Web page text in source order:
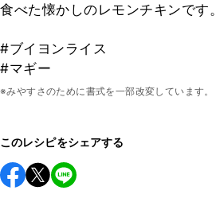
食べた懐かしのレモンチキンです。
#ブイヨンライス
#マギー
※みやすさのために書式を一部改変しています。
このレシピをシェアする